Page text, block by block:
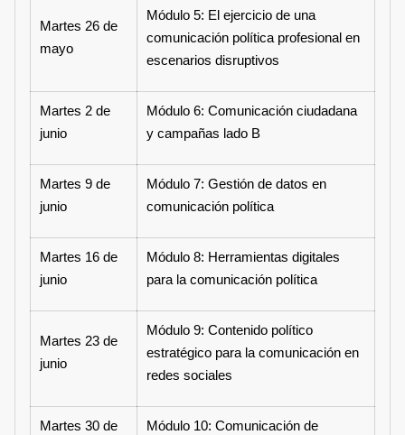
Martes 26 de
mayo
Módulo 5: El ejercicio de una
comunicación política profesional en
escenarios disruptivos
Martes 2 de
junio
Módulo 6: Comunicación ciudadana
y campañas lado B
Martes 9 de
junio
Módulo 7: Gestión de datos en
comunicación política
Martes 16 de
junio
Módulo 8: Herramientas digitales
para la comunicación política
Martes 23 de
junio
Módulo 9: Contenido político
estratégico para la comunicación en
redes sociales
Martes 30 de
Módulo 10: Comunicación de